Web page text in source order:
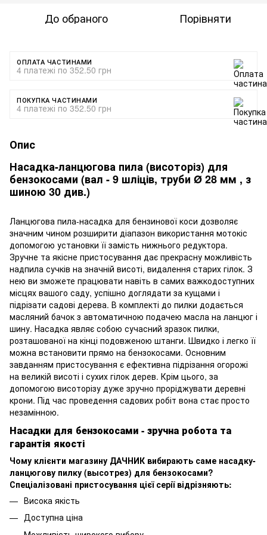
До обраного Порівняти
ОПЛАТА ЧАСТИНАМИ
4 платежі по 352.50 грн
ПОКУПКА ЧАСТИНАМИ
4 платежі по 352.50 грн
Опис
Насадка-ланцюгова пила (висоторіз) для
бензокосами (вал - 9 шліців, труби Ø 28 мм , з
шиною 30 див.)
Ланцюгова пила-насадка для бензинової коси дозволяє
значним чином розширити діапазон використання мотокіс
допомогою установки її замість нижнього редуктора.
Зручне та якісне пристосування дає прекрасну можливість
надпила сучків на значній висоті, видалення старих гілок. З
нею ви зможете працювати навіть в самих важкодоступних
місцях вашого саду, успішно доглядати за кущами і
підрізати садові дерева. В комплекті до пилки додається
масляний бачок з автоматичною подачею масла на ланцюг і
шину. Насадка являє собою сучасний зразок пилки,
розташованої на кінці подовженою штанги. Швидко і легко її
можна встановити прямо на бензокосами. Основним
завданням пристосування є ефективна підрізання огорожі
на великій висоті і сухих гілок дерев. Крім цього, за
допомогою висоторізу дуже зручно проріджувати деревні
крони. Під час проведення садових робіт вона стає просто
незамінною.
Насадки для бензокосами - зручна робота та
гарантія якості
Чому клієнти магазину ДАЧНИК вибирають саме насадку-
ланцюгову пилку (высотрез) для бензокосами?
Спеціалізовані пристосування цієї серії відрізняють:
Висока якість
Доступна ціна